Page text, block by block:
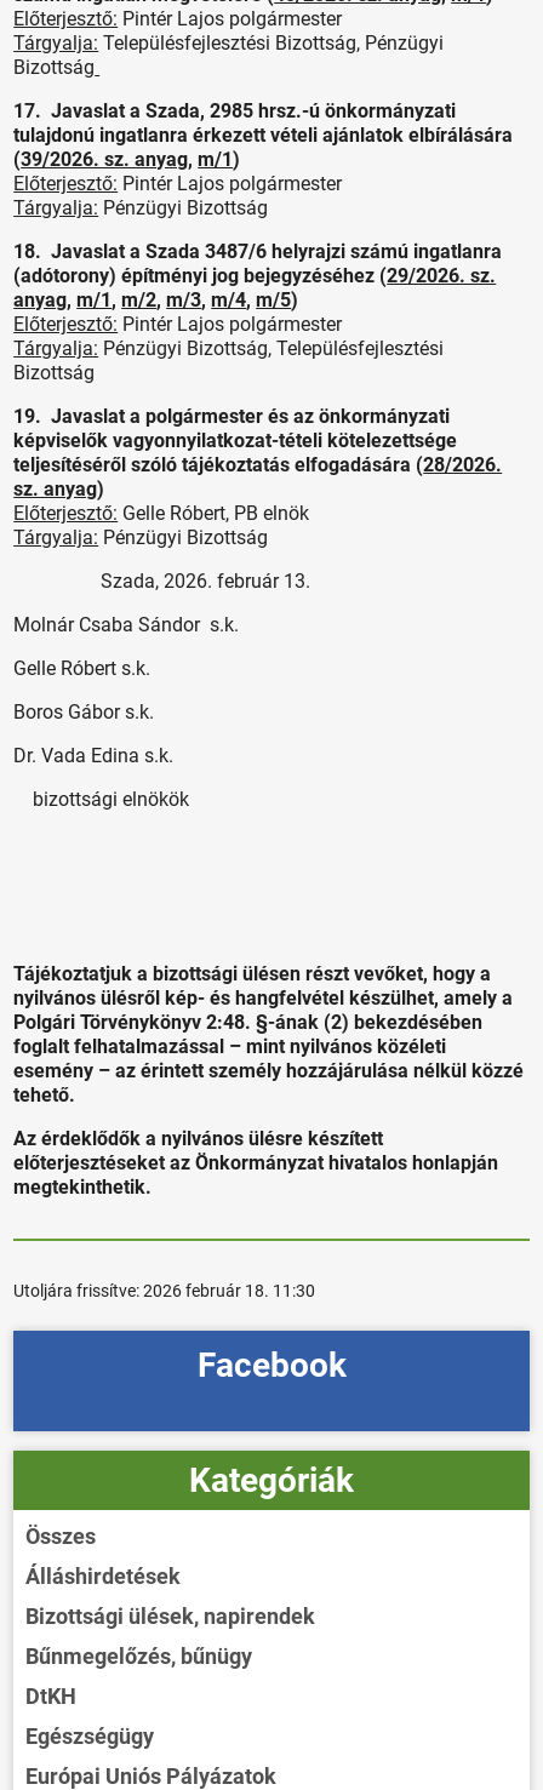
Előterjesztő: Pintér Lajos polgármester
Tárgyalja: Településfejlesztési Bizottság, Pénzügyi
Bizottság
17. Javaslat a Szada, 2985 hrsz.-ú önkormányzati
tulajdonú ingatlanra érkezett vételi ajánlatok elbírálására
(39/2026. sz. anyag,m/1)
Előterjesztő: Pintér Lajos polgármester
Tárgyalja: Pénzügyi Bizottság
18. Javaslat a Szada 3487/6 helyrajzi számú ingatlanra
(adótorony) építményi jog bejegyzéséhez (29/2026. sz.
anyag,m/1,m/2,m/3,m/4,m/5)
Előterjesztő: Pintér Lajos polgármester
Tárgyalja: Pénzügyi Bizottság, Településfejlesztési
Bizottság
19. Javaslat a polgármester és az önkormányzati
képviselők vagyonnyilatkozat-tételi kötelezettsége
teljesítéséről szóló tájékoztatás elfogadására (28/2026.
sz. anyag)
Előterjesztő: Gelle Róbert, PB elnök
Tárgyalja: Pénzügyi Bizottság
Szada, 2026. február 13.
Molnár Csaba Sándor s.k.
Gelle Róbert s.k.
Boros Gábor s.k.
Dr. Vada Edina s.k.
bizottsági elnökök
Tájékoztatjuk a bizottsági ülésen részt vevőket, hogy a
nyilvános ülésről kép- és hangfelvétel készülhet, amely a
Polgári Törvénykönyv 2:48. §-ának (2) bekezdésében
foglalt felhatalmazással – mint nyilvános közéleti
esemény – az érintett személy hozzájárulása nélkül közzé
tehető.
Az érdeklődők a nyilvános ülésre készített
előterjesztéseket az Önkormányzat hivatalos honlapján
megtekinthetik.
Utoljára frissítve:2026 február 18. 11:30
Facebook
Kategóriák
Összes
Álláshirdetések
Bizottsági ülések, napirendek
Bűnmegelőzés, bűnügy
DtKH
Egészségügy
Európai Uniós Pályázatok